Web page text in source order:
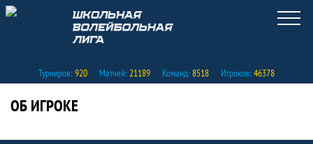
Турниров:920 Матчей:21189 Команд:8518 Игроков:46378
ОБ ИГРОКЕ